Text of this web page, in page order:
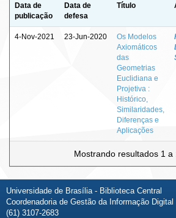
Data de
publicação
Data de
defesa
Título
4-Nov-2021 23-Jun-2020
Os Modelos
Axiomáticos
das
Geometrias
Euclidiana e
Projetiva :
Histórico,
Similaridades,
Diferenças e
Aplicações
Mostrando resultados 1 a
Universidade de Brasília - Biblioteca Central
Coordenadoria de Gestão da Informação Digital
(61) 3107-2683